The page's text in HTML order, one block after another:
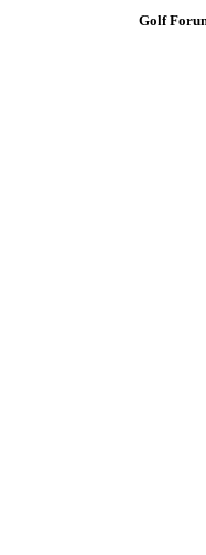
Golf